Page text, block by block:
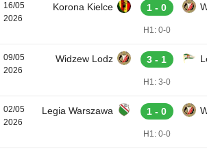
16/05
2026
Korona Kielce 1 - 0
H1: 0-0
09/05
2026
Widzew Lodz 3 - 1
H1: 3-0
02/05
2026
Legia Warszawa 1 - 0
H1: 0-0